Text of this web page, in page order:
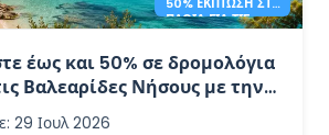
50% ΈΚΠΤΩΣΗ ΣΤΑ
ΠΛΟΊΑ ΓΙΑ ΤΙΣ
ΝΉΣΟΥΣ
έως και 50% σε δρομολόγια
Βαλεαρίδες Νήσους με την
: 29 Ιουλ 2026